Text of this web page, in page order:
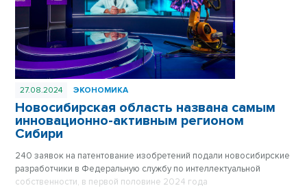
27.08.2024 ЭКОНОМИКА
Новосибирская область названа самым
инновационно-активным регионом
Сибири
240 заявок на патентование изобретений подали новосибирские
разработчики в Федеральную службу по интеллектуальной
собственности, в первой половине 2024 года